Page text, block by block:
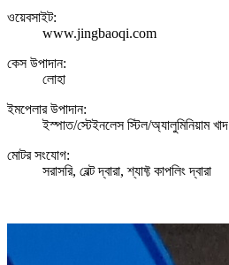
ওয়েবসাইট:
www.jingbaoqi.com
কেস উপাদান:
লোহা
ইমপেলার উপাদান:
ইস্পাত/স্টেইনলেস স্টিল/অ্যালুমিনিয়াম খাদ
মোটর সংযোগ:
সরাসরি, বেল্ট দ্বারা, শ্যাফ্ট কাপলিং দ্বারা